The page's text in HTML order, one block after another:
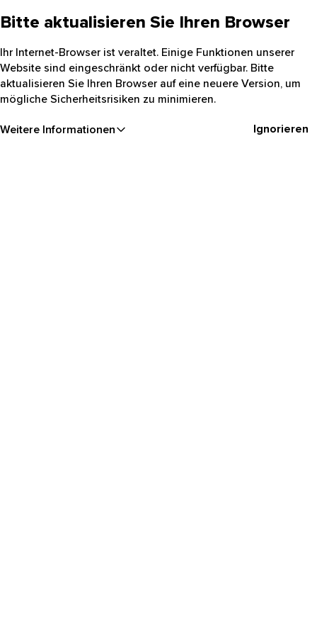
Bitte aktualisieren Sie Ihren Browser
Ihr Internet-Browser ist veraltet. Einige Funktionen unserer
Website sind eingeschränkt oder nicht verfügbar. Bitte
aktualisieren Sie Ihren Browser auf eine neuere Version, um
mögliche Sicherheitsrisiken zu minimieren.
Weitere Informationen Ignorieren